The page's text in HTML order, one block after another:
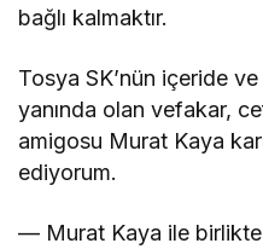
bağlı kalmaktır.
Tosya SK’nün içeride ve
yanında olan vefakar,
amigosu Murat Kaya
ediyorum.
— Murat Kaya ile birlikte